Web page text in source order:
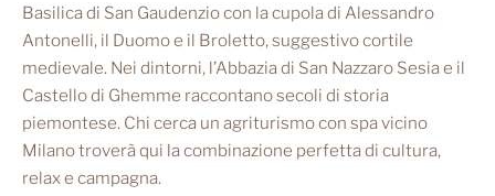
Basilica di San Gaudenzio con la cupola di Alessandro
Antonelli, il Duomo e il Broletto, suggestivo cortile
medievale. Nei dintorni, l’Abbazia di San Nazzaro Sesia e il
Castello di Ghemme raccontano secoli di storia
piemontese. Chi cerca un agriturismo con spa vicino
Milano troverà qui la combinazione perfetta di cultura,
relax e campagna.